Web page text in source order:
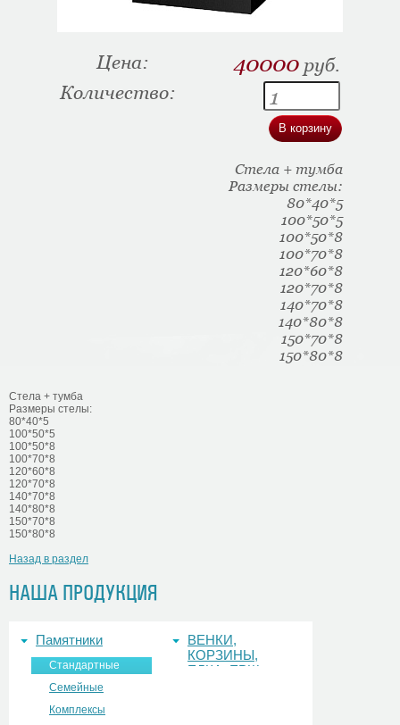
НАША ПРОДУКЦИЯ
Памятники
Стандартные
Семейные
Комплексы
ВЕНКИ,
КОРЗИНЫ,
ЕЛКА, ЕРШ,
Цена: 40000 руб.
Количество:
Стела + тумба
Размеры стелы:
80*40*5
100*50*5
100*50*8
100*70*8
120*60*8
120*70*8
140*70*8
140*80*8
150*70*8
150*80*8
Стела + тумба
Размеры стелы:
80*40*5
100*50*5
100*50*8
100*70*8
120*60*8
120*70*8
140*70*8
140*80*8
150*70*8
150*80*8
Назад в раздел